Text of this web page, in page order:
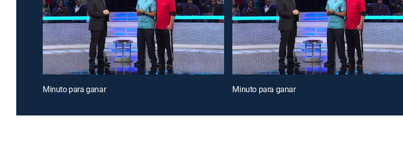
Minuto para ganar Minuto para ganar